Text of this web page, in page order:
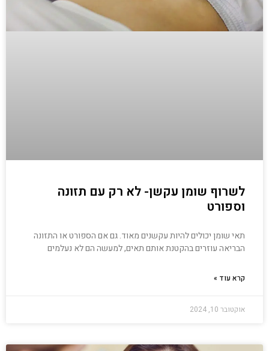
לשרוף שומן עקשן- לא רק עם תזונה
וספורט
תאי שומן יכולים להיות עקשנים מאוד. גם אם הספורט או התזונה
הבריאה עוזרים בהקטנת אותם תאים, למעשה הם לא נעלמים
קרא עוד »
אוקטובר 10, 2024